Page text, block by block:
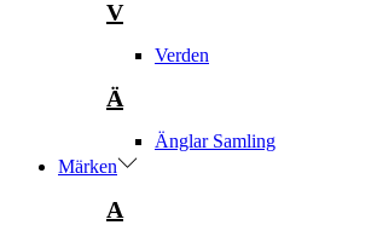
V
Verden
Ä
Änglar Samling
Märken
A